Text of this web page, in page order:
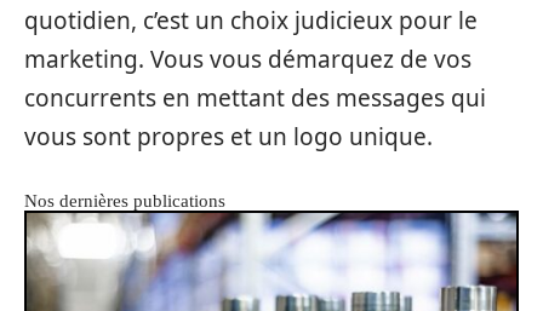
quotidien, c’est un choix judicieux pour le
marketing. Vous vous démarquez de vos
concurrents en mettant des messages qui
vous sont propres et un logo unique.
Nos dernières publications